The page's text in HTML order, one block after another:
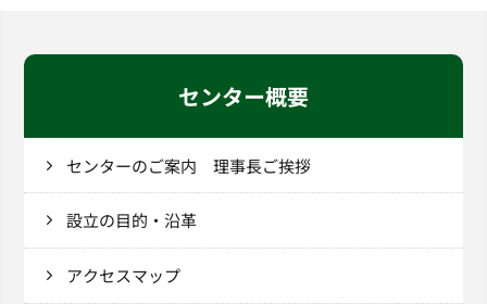
センター概要
センターのご案内 理事長ご挨拶
設立の目的・沿革
アクセスマップ